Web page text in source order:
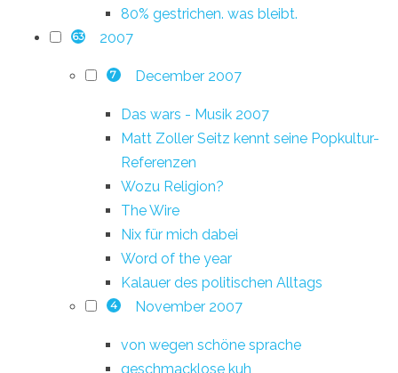
80% gestrichen. was bleibt.
63 2007
7 December 2007
Das wars - Musik 2007
Matt Zoller Seitz kennt seine Popkultur-
Referenzen
Wozu Religion?
The Wire
Nix für mich dabei
Word of the year
Kalauer des politischen Alltags
4 November 2007
von wegen schöne sprache
geschmacklose kuh